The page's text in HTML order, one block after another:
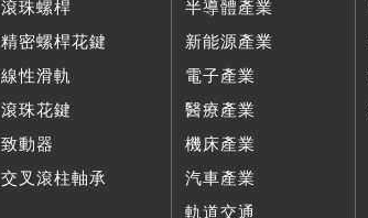
滾珠螺桿
精密螺桿花鍵
線性滑軌
滾珠花鍵
致動器
交叉滾柱軸承
半導體產業
新能源產業
電子產業
醫療產業
機床產業
汽車產業
軌道交通